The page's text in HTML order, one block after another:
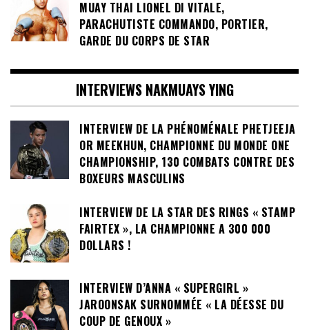
MUAY THAI LIONEL DI VITALE,
PARACHUTISTE COMMANDO, PORTIER,
GARDE DU CORPS DE STAR
INTERVIEWS NAKMUAYS YING
INTERVIEW DE LA PHÉNOMÉNALE PHETJEEJA
OR MEEKHUN, CHAMPIONNE DU MONDE ONE
CHAMPIONSHIP, 130 COMBATS CONTRE DES
BOXEURS MASCULINS
INTERVIEW DE LA STAR DES RINGS « STAMP
FAIRTEX », LA CHAMPIONNE A 300 000
DOLLARS !
INTERVIEW D’ANNA « SUPERGIRL »
JAROONSAK SURNOMMÉE « LA DÉESSE DU
COUP DE GENOUX »